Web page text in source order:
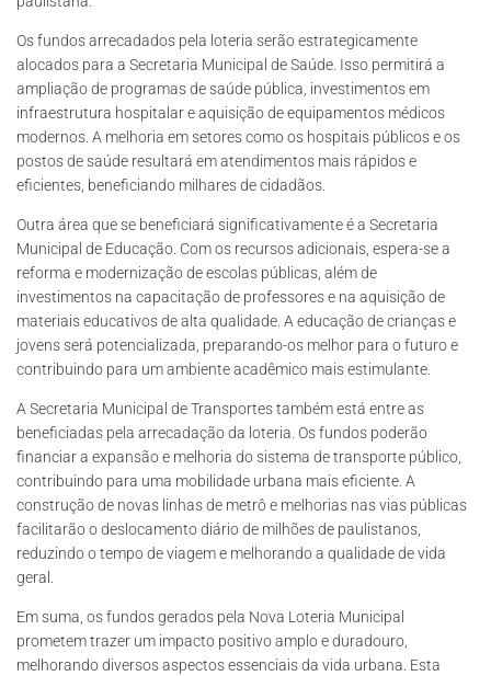
Os fundos arrecadados pela loteria serão estrategicamente
alocados para a Secretaria Municipal de Saúde. Isso permitirá a
ampliação de programas de saúde pública, investimentos em
infraestrutura hospitalar e aquisição de equipamentos médicos
modernos. A melhoria em setores como os hospitais públicos e os
postos de saúde resultará em atendimentos mais rápidos e
eficientes, beneficiando milhares de cidadãos.
Outra área que se beneficiará significativamente é a Secretaria
Municipal de Educação. Com os recursos adicionais, espera-se a
reforma e modernização de escolas públicas, além de
investimentos na capacitação de professores e na aquisição de
materiais educativos de alta qualidade. A educação de crianças e
jovens será potencializada, preparando-os melhor para o futuro e
contribuindo para um ambiente acadêmico mais estimulante.
A Secretaria Municipal de Transportes também está entre as
beneficiadas pela arrecadação da loteria. Os fundos poderão
financiar a expansão e melhoria do sistema de transporte público,
contribuindo para uma mobilidade urbana mais eficiente. A
construção de novas linhas de metrô e melhorias nas vias públicas
facilitarão o deslocamento diário de milhões de paulistanos,
reduzindo o tempo de viagem e melhorando a qualidade de vida
geral.
Em suma, os fundos gerados pela Nova Loteria Municipal
prometem trazer um impacto positivo amplo e duradouro,
melhorando diversos aspectos essenciais da vida urbana. Esta